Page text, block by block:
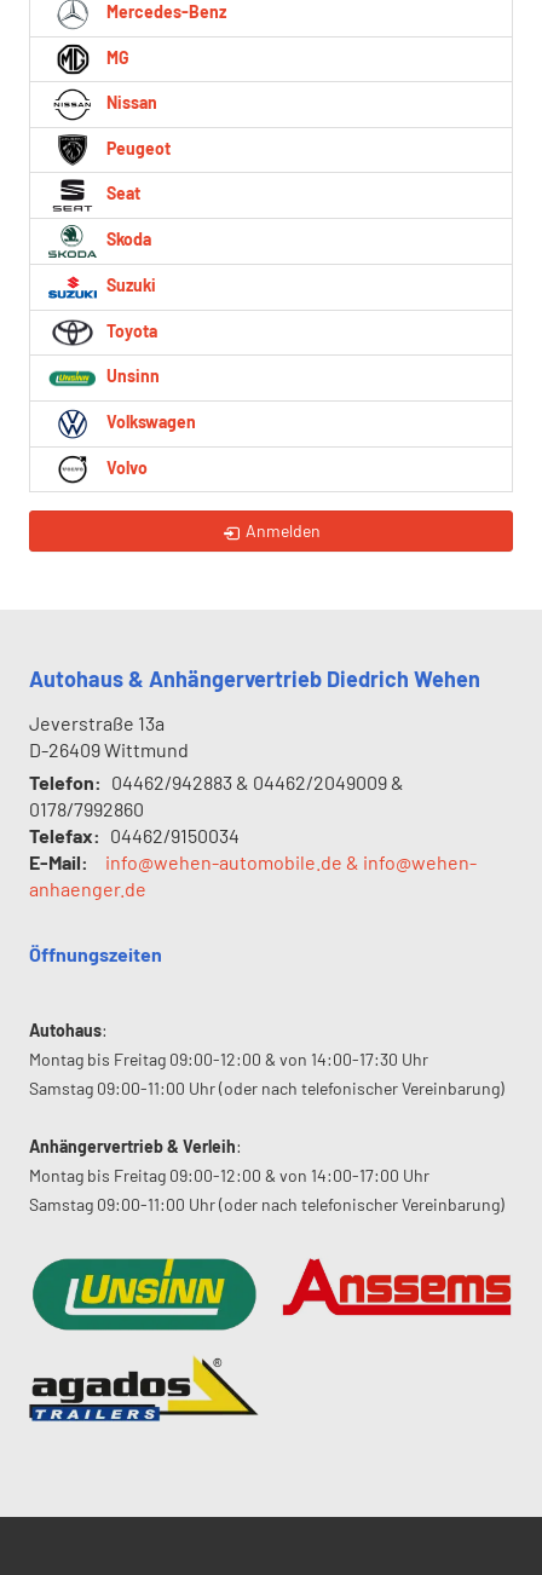
Mercedes-Benz
MG
Nissan
Peugeot
Seat
Skoda
Suzuki
Toyota
Unsinn
Volkswagen
Volvo
Anmelden
Autohaus & Anhängervertrieb Diedrich Wehen
Jeverstraße 13a
D-26409Wittmund
Telefon: 04462/942883 & 04462/2049009 &
0178/7992860
Telefax: 04462/9150034
E-Mail:
info@wehen-automobile.de & info@wehen-
anhaenger.de
Öffnungszeiten
Autohaus:
Montag bis Freitag 09:00-12:00 & von 14:00-17:30 Uhr
Samstag 09:00-11:00 Uhr (oder nach telefonischer Vereinbarung)
Anhängervertrieb & Verleih:
Montag bis Freitag 09:00-12:00 & von 14:00-17:00 Uhr
Samstag 09:00-11:00 Uhr (oder nach telefonischer Vereinbarung)